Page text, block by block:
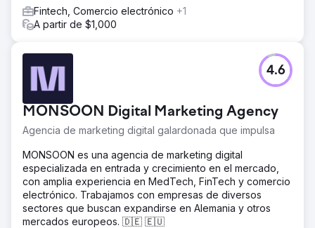
El resultado
+20% Tráfico orgánico +7% Solicitud +5% Registro
Fintech, Comercio electrónico +1
A partir de $1,000
MONSOON Digital Marketing Agency
Agencia de marketing digital galardonada que impulsa
4.6
MONSOON es una agencia de marketing digital
especializada en entrada y crecimiento en el mercado,
con amplia experiencia en MedTech, FinTech y comercio
electrónico. Trabajamos con empresas de diversos
sectores que buscan expandirse en Alemania y otros
mercados europeos. 🇩🇪 🇪🇺